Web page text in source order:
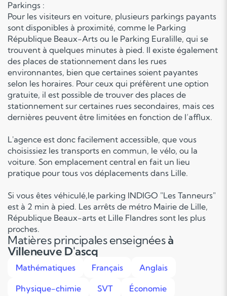
Parkings :
Pour les visiteurs en voiture, plusieurs parkings payants
sont disponibles à proximité, comme le Parking
République Beaux-Arts ou le Parking Euralille, qui se
trouvent à quelques minutes à pied. Il existe également
des places de stationnement dans les rues
environnantes, bien que certaines soient payantes
selon les horaires. Pour ceux qui préfèrent une option
gratuite, il est possible de trouver des places de
stationnement sur certaines rues secondaires, mais ces
dernières peuvent être limitées en fonction de l’afflux.
L'agence est donc facilement accessible, que vous
choisissiez les transports en commun, le vélo, ou la
voiture. Son emplacement central en fait un lieu
pratique pour tous vos déplacements dans Lille.
Si vous êtes véhiculé,le parking INDIGO "Les Tanneurs"
est à 2 min à pied. Les arrêts de métro Mairie de Lille,
République Beaux-arts et Lille Flandres sont les plus
proches.
Matières principales enseignéesà
Villeneuve D'ascq
Mathématiques Français Anglais
Physique-chimie SVT Économie